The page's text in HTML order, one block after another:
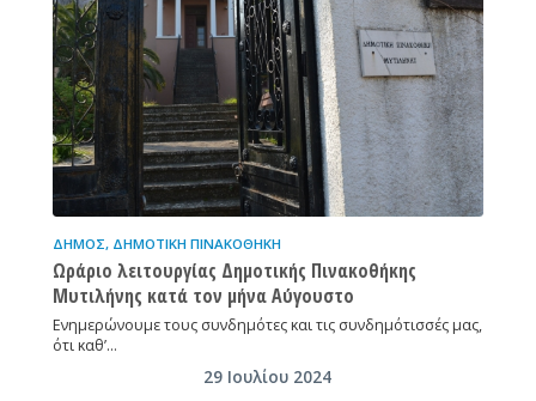
ΔΉΜΟΣ, ΔΗΜΟΤΙΚΉ ΠΙΝΑΚΟΘΉΚΗ
Ωράριο λειτουργίας Δημοτικής Πινακοθήκης
Μυτιλήνης κατά τον μήνα Αύγουστο
Ενημερώνουμε τους συνδημότες και τις συνδημότισσές μας,
ότι καθ’…
29 Ιουλίου 2024